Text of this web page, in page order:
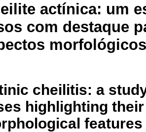
actínica: um
com destaque
morfológicos
cheilitis: a
highlighting their
features